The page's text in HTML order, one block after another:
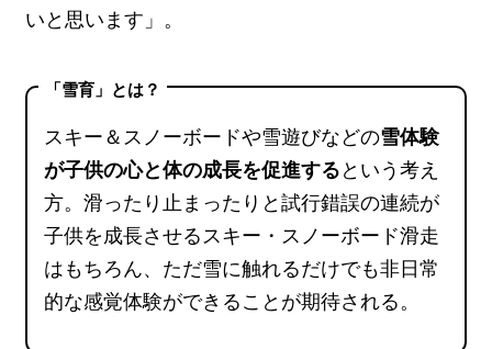
いと思います」。
「雪育」とは？
スキー＆スノーボードや雪遊びなどの雪体験
が子供の心と体の成長を促進するという考え
方。滑ったり止まったりと試行錯誤の連続が
子供を成長させるスキー・スノーボード滑走
はもちろん、ただ雪に触れるだけでも非日常
的な感覚体験ができることが期待される。